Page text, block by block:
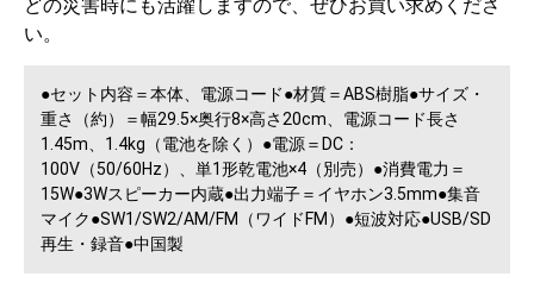
どの災害時にも活躍しますので、ぜひお買い求めくださ
い。
●セット内容＝本体、電源コード●材質＝ABS樹脂●サイズ・
重さ（約）＝幅29.5×奥行8×高さ20cm、電源コード長さ
1.45m、1.4kg（電池を除く）●電源＝DC：
100V（50/60Hz）、単1形乾電池×4（別売）●消費電力＝
15W●3Wスピーカー内蔵●出力端子＝イヤホン3.5mm●集音
マイク●SW1/SW2/AM/FM（ワイドFM）●短波対応●USB/SD
再生・録音●中国製